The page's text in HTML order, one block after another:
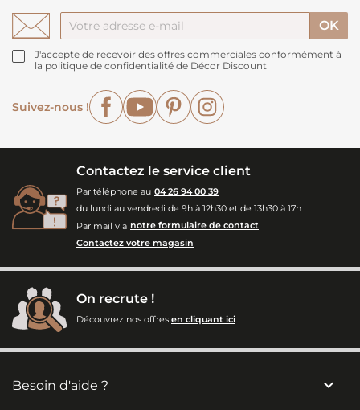
J'accepte de recevoir des offres commerciales conformément à
la politique de confidentialité de Décor Discount
Suivez-nous !
FacebookYouTubePinterest
Contactez le service client
Par téléphone au 04 26 94 00 39
du lundi au vendredi de 9h à 12h30 et de 13h30 à 17h
Par mail via notre formulaire de contact
Contactez votre magasin
On recrute !
Découvrez nos offres en cliquant ici
Besoin d'aide ? 